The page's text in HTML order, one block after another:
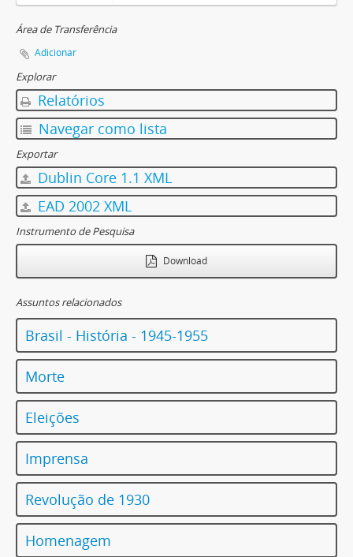
Área de Transferência
Adicionar
Explorar
Relatórios
Navegar como lista
Exportar
Dublin Core 1.1 XML
EAD 2002 XML
Instrumento de Pesquisa
Download
Assuntos relacionados
Brasil - História - 1945-1955
Morte
Eleições
Imprensa
Revolução de 1930
Homenagem